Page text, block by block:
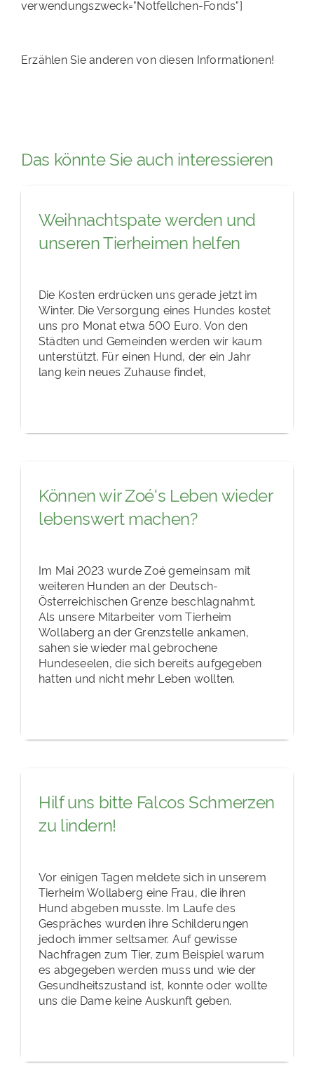
verwendungszweck="Notfellchen-Fonds"]
Erzählen Sie anderen von diesen Informationen!
Das könnte Sie auch interessieren
Weihnachtspate werden und
unseren Tierheimen helfen
Die Kosten erdrücken uns gerade jetzt im
Winter. Die Versorgung eines Hundes kostet
uns pro Monat etwa 500 Euro. Von den
Städten und Gemeinden werden wir kaum
unterstützt. Für einen Hund, der ein Jahr
lang kein neues Zuhause findet,
Können wir Zoé‘s Leben wieder
lebenswert machen?
Im Mai 2023 wurde Zoé gemeinsam mit
weiteren Hunden an der Deutsch-
Österreichischen Grenze beschlagnahmt.
Als unsere Mitarbeiter vom Tierheim
Wollaberg an der Grenzstelle ankamen,
sahen sie wieder mal gebrochene
Hundeseelen, die sich bereits aufgegeben
hatten und nicht mehr Leben wollten.
Hilf uns bitte Falcos Schmerzen
zu lindern!
Vor einigen Tagen meldete sich in unserem
Tierheim Wollaberg eine Frau, die ihren
Hund abgeben musste. Im Laufe des
Gespräches wurden ihre Schilderungen
jedoch immer seltsamer. Auf gewisse
Nachfragen zum Tier, zum Beispiel warum
es abgegeben werden muss und wie der
Gesundheitszustand ist, konnte oder wollte
uns die Dame keine Auskunft geben.